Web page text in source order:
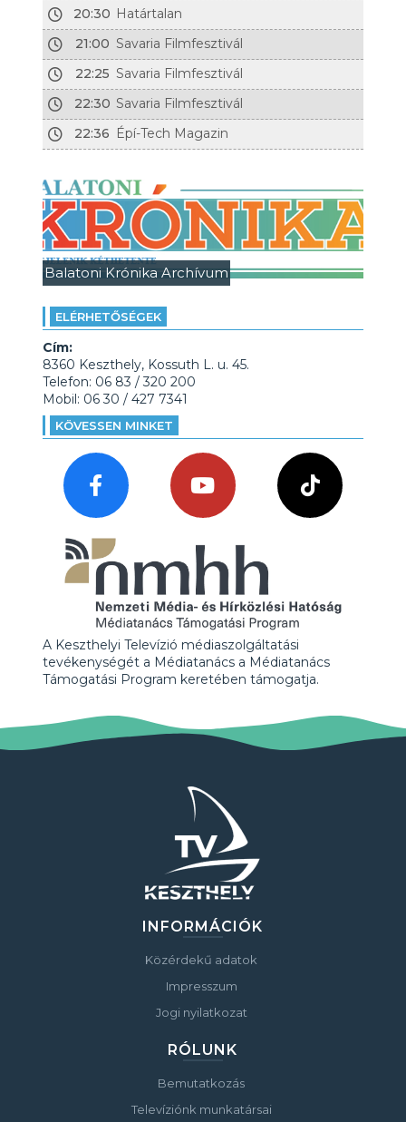
20:30 Határtalan
21:00 Savaria Filmfesztivál
22:25 Savaria Filmfesztivál
22:30 Savaria Filmfesztivál
22:36 Épí-Tech Magazin
Balatoni Krónika Archívum
ELÉRHETŐSÉGEK
Cím:
8360 Keszthely, Kossuth L. u. 45.
Telefon: 06 83 / 320 200
Mobil: 06 30 / 427 7341
KÖVESSEN MINKET
A Keszthelyi Televízió médiaszolgáltatási
tevékenységét a Médiatanács a Médiatanács
Támogatási Program keretében támogatja.
INFORMÁCIÓK
Közérdekű adatok
Impresszum
Jogi nyilatkozat
RÓLUNK
Bemutatkozás
Televíziónk munkatársai